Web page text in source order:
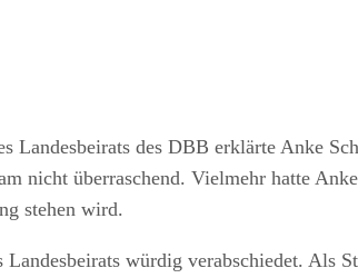
des DBB erklärte Anke
nicht überraschend. Vielmehr hatte
stehen wird.
würdig verabschiedet. Als